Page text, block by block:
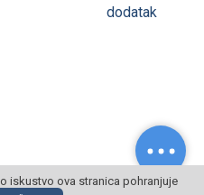
dodatak
iskustvo ova stranica pohranjuje